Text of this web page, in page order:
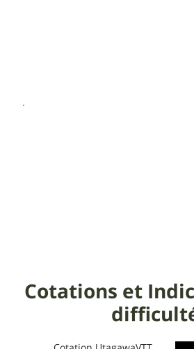
Cotations et